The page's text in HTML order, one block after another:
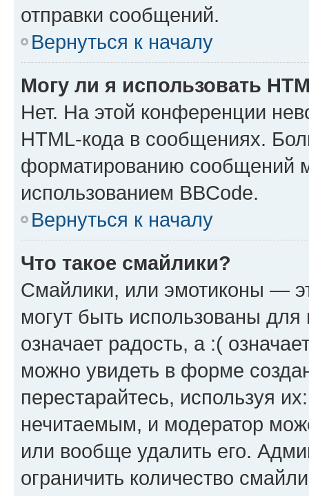
отправки сообщений.
Вернуться к началу
Могу ли я использовать
Нет. На этой конференции
HTML-кода в сообщениях.
форматированию сообщений
использованием BBCode.
Вернуться к началу
Что такое смайлики?
Смайлики, или эмотиконы —
могут быть использованы
означает радость, а :(
можно увидеть в форме
перестарайтесь, используя
нечитаемым, и модератор
или вообще удалить его.
ограничить количество